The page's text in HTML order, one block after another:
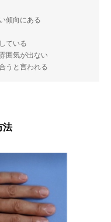
傾向にある
ている
囲気が出ない
うと言われる
法